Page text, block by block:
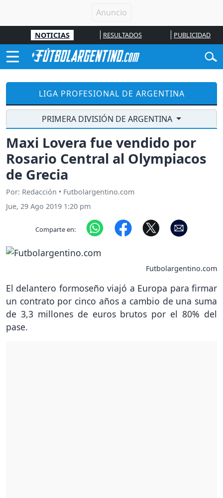
NOTICIAS RESULTADOS PUBLICIDAD
LIGA PROFESIONAL DE ARGENTINA
PRIMERA DIVISIÓN DE ARGENTINA
Maxi Lovera fue vendido por
Rosario Central al Olympiacos
de Grecia
Por: Redacción • Futbolargentino.com
Jue, 29 Ago 2019 1:20 pm
Comparte en:
Futbolargentino.com
El delantero formoseño viajó a Europa para firmar
un contrato por cinco años a cambio de una suma
de 3,3 millones de euros brutos por el 80% del
pase.